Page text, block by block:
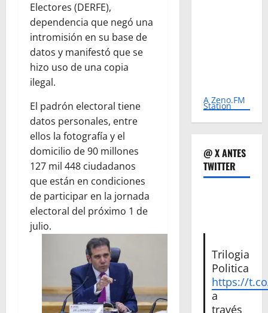
Electores (DERFE),
dependencia que negó una
intromisión en su base de
datos y manifestó que se
hizo uso de una copia
ilegal.
El padrón electoral tiene
datos personales, entre
ellos la fotografía y el
domicilio de 90 millones
127 mil 448 ciudadanos
que están en condiciones
de participar en la jornada
electoral del próximo 1 de
julio.
A Zeno.FM
Station
@ X ANTES
TWITTER
Trilogia
Politica
https://
a
través